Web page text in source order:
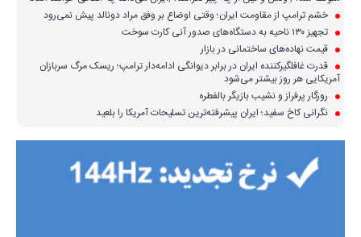
خشم ترامپ از مقاومت ایران؛ وقتی اوضاع بر وفق مراد دونالد پیش نمی‌رود
تجهیز ۱۳۰ ناحیه به دستگاه‌های صدور آنی کارت سوخت
قیمت نهاده‌های ساختمانی در بازار
قدرت غافلگیرکننده ایران در برابر دیوانگی ادامه‌دار ترامپ؛ ریسک مرگ سربازان
آمریکایی هر روز بیشتر می‌شود
روزگار پرفراز و نشیب بازیگر بالفطره
نگرانی کاخ سفید؛ ایران پیشرفته‌ترین تسلیحات آمریکا را بلعید